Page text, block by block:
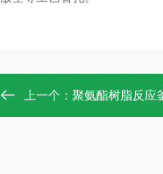
上一个： 聚氨酯树脂反应